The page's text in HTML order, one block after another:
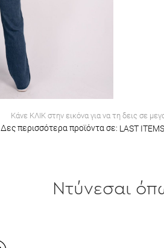
Κάνε ΚΛΙΚ στην εικόνα για να τη δεις σε
Δες περισσότερα προϊόντα σε: LAST ITEMS
Ντύνεσαι